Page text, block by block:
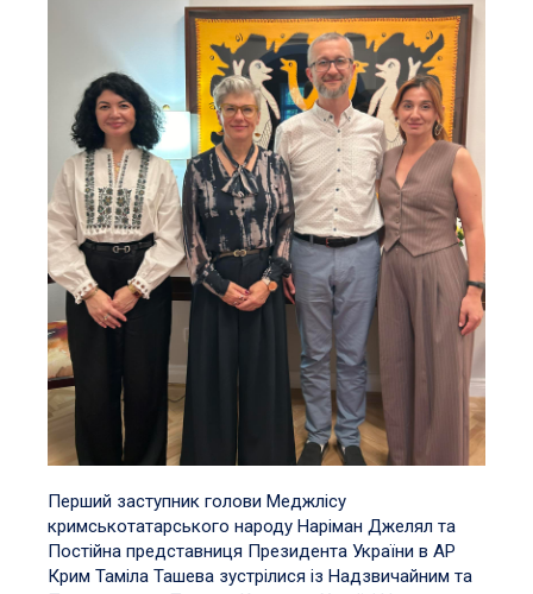
Перший заступник голови Меджлісу
кримськотатарського народу Наріман Джелял та
Постійна представниця Президента України в АР
Крим Таміла Ташева зустрілися із Надзвичайним та